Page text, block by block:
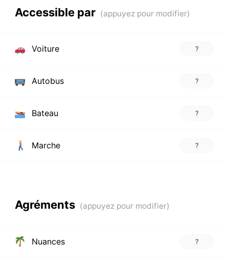
Accessible par
Voiture ?
Autobus ?
Bateau ?
Marche ?
Agréments
Nuances ?